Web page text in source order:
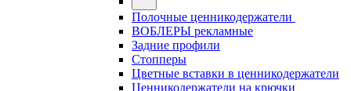
Полочные ценникодержатели
ВОБЛЕРЫ рекламные
Задние профили
Стопперы
Цветные вставки в ценникодержатели
Ценникодержатели на крючки